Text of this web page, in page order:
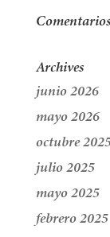
Comentarios
Archives
junio 2026
mayo 2026
octubre
julio 2025
mayo 2025
febrero 2025